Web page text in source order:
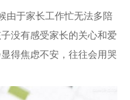
由于家长工作忙无法多陪
没有感受家长的关心和爱
得焦虑不安，往往会用哭